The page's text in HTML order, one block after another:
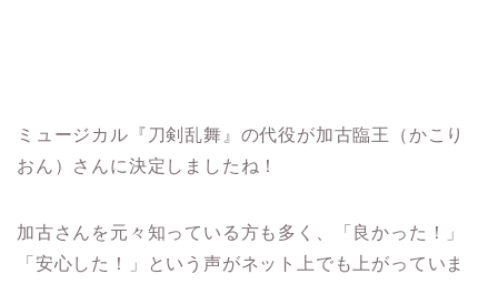
ミュージカル『刀剣乱舞』の代役が加古臨王（かこり
おん）さんに決定しましたね！
加古さんを元々知っている方も多く、「良かった！」
「安心した！」という声がネット上でも上がっていま